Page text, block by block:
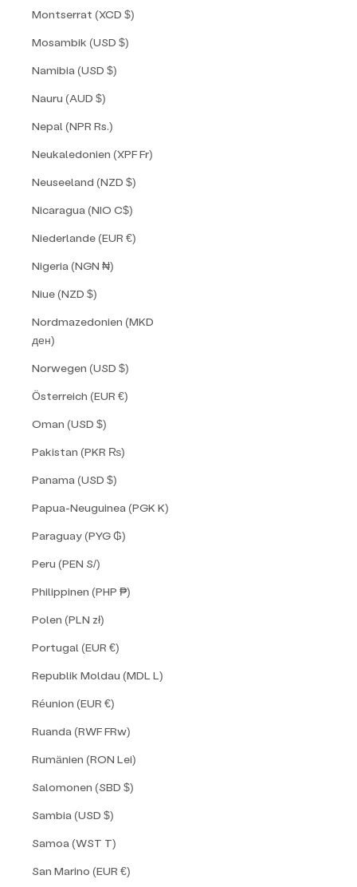
Montserrat (XCD $)
Mosambik (USD $)
Namibia (USD $)
Nauru (AUD $)
Nepal (NPR Rs.)
Neukaledonien (XPF Fr)
Neuseeland (NZD $)
Nicaragua (NIO C$)
Niederlande (EUR €)
Nigeria (NGN ₦)
Niue (NZD $)
Nordmazedonien (MKD
ден)
Norwegen (USD $)
Österreich (EUR €)
Oman (USD $)
Pakistan (PKR ₨)
Panama (USD $)
Papua-Neuguinea (PGK K)
Paraguay (PYG ₲)
Peru (PEN S/)
Philippinen (PHP ₱)
Polen (PLN zł)
Portugal (EUR €)
Republik Moldau (MDL L)
Réunion (EUR €)
Ruanda (RWF FRw)
Rumänien (RON Lei)
Salomonen (SBD $)
Sambia (USD $)
Samoa (WST T)
San Marino (EUR €)